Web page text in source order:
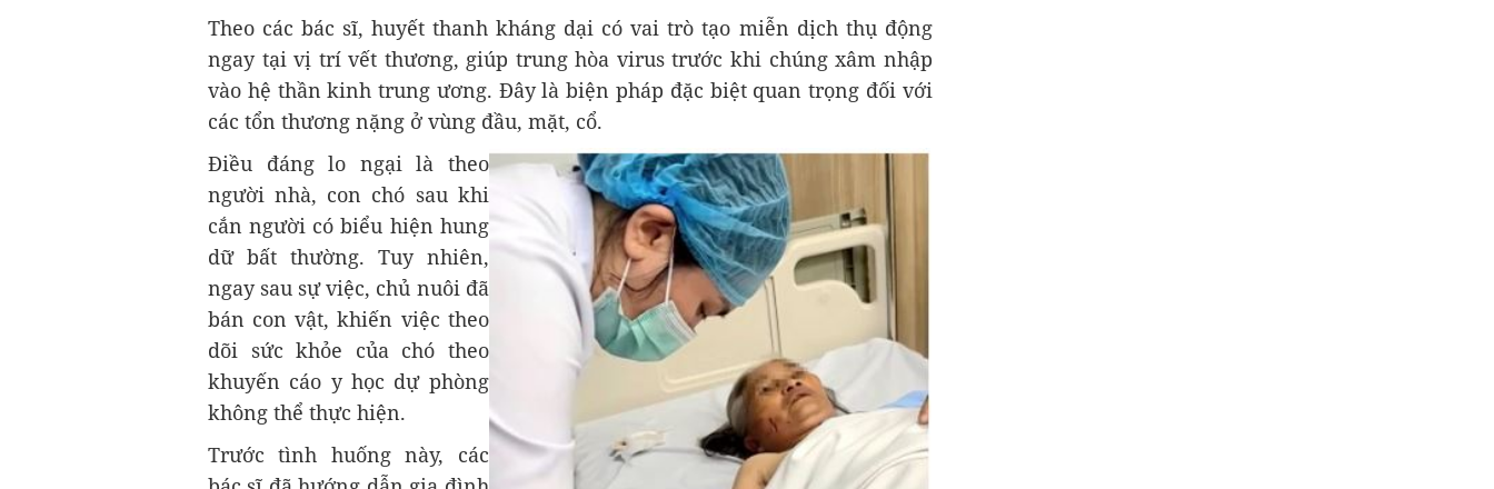
Theo các bác sĩ, huyết thanh kháng dại có vai trò tạo miễn dịch thụ động
ngay tại vị trí vết thương, giúp trung hòa virus trước khi chúng xâm nhập
vào hệ thần kinh trung ương. Đây là biện pháp đặc biệt quan trọng đối với
các tổn thương nặng ở vùng đầu, mặt, cổ.
Điều đáng lo ngại là theo
người nhà, con chó sau khi
cắn người có biểu hiện hung
dữ bất thường. Tuy nhiên,
ngay sau sự việc, chủ nuôi đã
bán con vật, khiến việc theo
dõi sức khỏe của chó theo
khuyến cáo y học dự phòng
không thể thực hiện.
Trước tình huống này, các